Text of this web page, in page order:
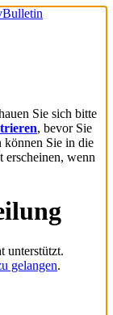
Sie sich bitte
, bevor Sie
können Sie in die
erscheinen, wenn
unterstützt.
gelangen.